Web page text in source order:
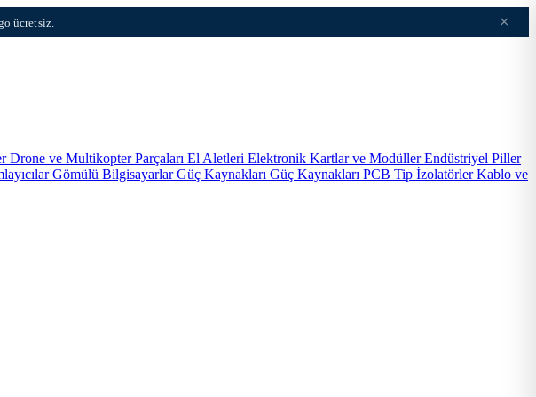
ücretsiz. ×
Drone ve Multikopter Parçaları El Aletleri Elektronik Kartlar ve ModüllerEndüstriyel Piller
Gömülü BilgisayarlarGüç Kaynakları Güç Kaynakları PCB Tip İzolatörlerKablo ve